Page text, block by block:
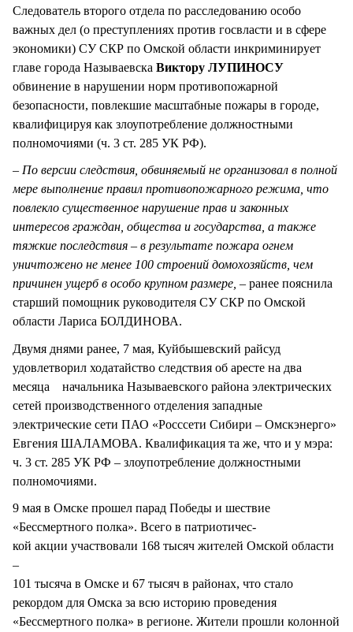
Следователь второго отдела по расследованию особо
важных дел (о преступлениях против госвласти и в сфере
экономики) СУ СКР по Омской области инкриминирует
главе города Называевска Виктору ЛУПИНОСУ
обвинение в нарушении норм противопожарной
безопасности, повлекшие масштабные пожары в городе,
квалифицируя как злоупотребление должностными
полномочиями (ч. 3 ст. 285 УК РФ).
– По версии следствия, обвиняемый не организовал в полной
мере выполнение правил противопожарного режима, что
повлекло существенное нарушение прав и законных
интересов граждан, общества и государства, а также
тяжкие последствия – в результате пожара огнем
уничтожено не менее 100 строений домохозяйств, чем
причинен ущерб в особо крупном размере, – ранее пояснила
старший помощник руководителя СУ СКР по Омской
области Лариса БОЛДИНОВА.
Двумя днями ранее, 7 мая, Куйбышевский райсуд
удовлетворил ходатайство следствия об аресте на два
месяца начальника Называевского района электрических
сетей производственного отделения западные
электрические сети ПАО «Росссети Сибири – Омскэнерго»
Евгения ШАЛАМОВА. Квалификация та же, что и у мэра:
ч. 3 ст. 285 УК РФ – злоупотребление должностными
полномочиями.
9 мая в Омске прошел парад Победы и шествие
«Бессмертного полка». Всего в патриотичес-
кой акции участвовали 168 тысяч жителей Омской области
–
101 тысяча в Омске и 67 тысяч в районах, что стало
рекордом для Омска за всю историю проведения
«Бессмертного полка» в регионе. Жители прошли колонной